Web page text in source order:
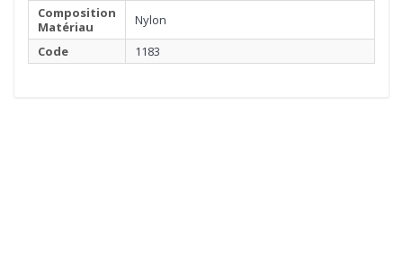
Composition
Matériau
Nylon
Code
1183